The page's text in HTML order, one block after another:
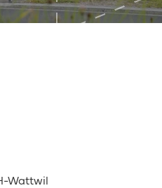
Wattwil